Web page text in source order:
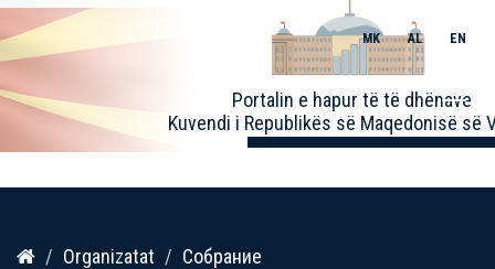
Kalo
Portalin e hapur të të dhënave
Kuvendi i Republikës së Maqedonisë së
MK AL EN
Toggle
Organizatat
Собрание